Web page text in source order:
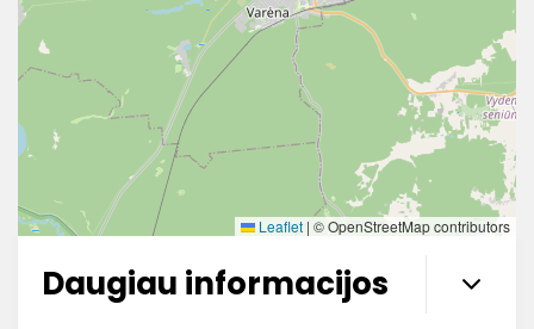
Leaflet | © OpenStreetMap contributors
Daugiau informacijos